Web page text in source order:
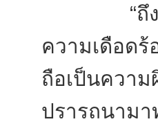
“ถึงเขาจ
ความเดือด
ถือเป็นความ
ปรารถนาม